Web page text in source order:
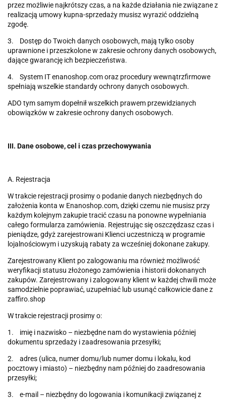
przez możliwie najkrótszy czas, a na każde działania nie związane z
realizacją umowy kupna-sprzedaży musisz wyrazić oddzielną
zgodę.
3. Dostęp do Twoich danych osobowych, mają tylko osoby
uprawnione i przeszkolone w zakresie ochrony danych osobowych,
dające gwarancję ich bezpieczeństwa.
4. System IT enanoshop.com oraz procedury wewnątrzfirmowe
spełniają wszelkie standardy ochrony danych osobowych.
ADO tym samym dopełnił wszelkich prawem przewidzianych
obowiązków w zakresie ochrony danych osobowych.
III. Dane osobowe, cel i czas przechowywania
A. Rejestracja
W trakcie rejestracji prosimy o podanie danych niezbędnych do
założenia konta w Enanoshop.com, dzięki czemu nie musisz przy
każdym kolejnym zakupie tracić czasu na ponowne wypełniania
całego formularza zamówienia. Rejestrując się oszczędzasz czas i
pieniądze, gdyż zarejestrowani Klienci uczestniczą w programie
lojalnościowym i uzyskują rabaty za wcześniej dokonane zakupy.
Zarejestrowany Klient po zalogowaniu ma również możliwość
weryfikacji statusu złożonego zamówienia i historii dokonanych
zakupów. Zarejestrowany i zalogowany klient w każdej chwili może
samodzielnie poprawiać, uzupełniać lub usunąć całkowicie dane z
zaffiro.shop
W trakcie rejestracji prosimy o:
1. imię i nazwisko – niezbędne nam do wystawienia później
dokumentu sprzedaży i zaadresowania przesyłki;
2. adres (ulica, numer domu/lub numer domu i lokalu, kod
pocztowy i miasto) – niezbędny nam później do zaadresowania
przesyłki;
3. e-mail – niezbędny do logowania i komunikacji związanej z